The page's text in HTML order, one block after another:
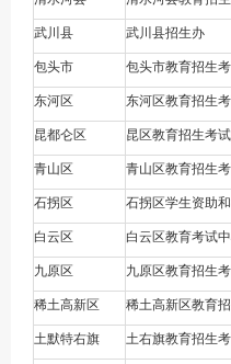
武川县 武川县招生办
包头市 包头市教育招生
东河区 东河区教育招生
昆都仑区 昆区教育招生考
青山区 青山区教育招生
石拐区 石拐区学生资助
白云区 白云区教育考试
九原区 九原区教育招生
稀土高新区 稀土高新区教育
土默特右旗 土右旗教育招生